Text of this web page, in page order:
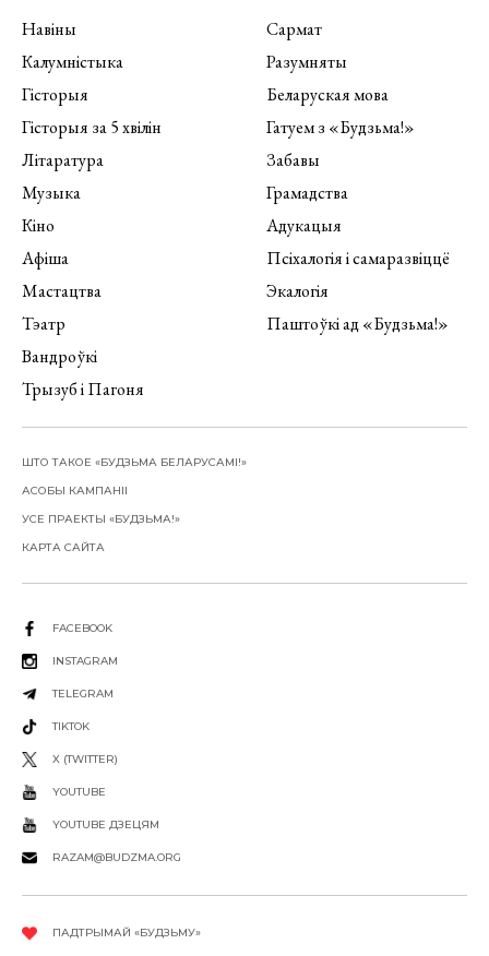
Навіны
Калумністыка
Гісторыя
Гісторыя за 5 хвілін
Літаратура
Музыка
Кіно
Афіша
Мастацтва
Тэатр
Вандроўкі
Трызуб і Пагоня
Сармат
Разумняты
Беларуская мова
Гатуем з «Будзьма!»
Забавы
Грамадства
Адукацыя
Псіхалогія і самаразвіццё
Экалогія
Паштоўкі ад «Будзьма!»
ШТО ТАКОЕ «БУДЗЬМА БЕЛАРУСАМІ!»
АСОБЫ КАМПАНІІ
УСЕ ПРАЕКТЫ «БУДЗЬМА!»
КАРТА САЙТА
FACEBOOK
INSTAGRAM
TELEGRAM
TIKTOK
X (TWITTER)
YOUTUBE
YOUTUBE ДЗЕЦЯМ
RAZAM@BUDZMA.ORG
ПАДТРЫМАЙ «БУДЗЬМУ»